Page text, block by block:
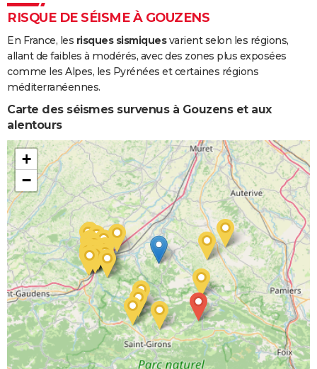
RISQUE DE SÉISME À GOUZENS
En France, les risques sismiquesvarient selon les régions,
allant de faibles à modérés, avec des zones plus exposées
comme les Alpes, les Pyrénées et certaines régions
méditerranéennes.
Carte des séismes survenus à Gouzens et aux
alentours
+
−